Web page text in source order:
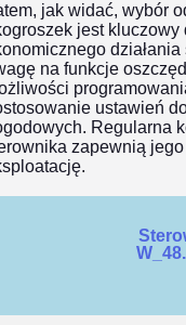
jak widać, wybór
jest
na funkcje
ustawień
Regularna
zapewnią jego